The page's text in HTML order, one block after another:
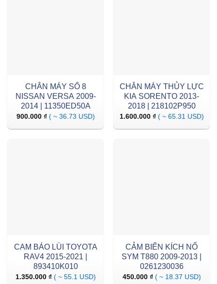
CHÂN MÁY SỐ 8
NISSAN VERSA 2009-
2014 | 11350ED50A
900.000 ₫ ( ~ 36.73 USD)
CHÂN MÁY THỦY LỰC
KIA SORENTO 2013-
2018 | 218102P950
1.600.000 ₫ ( ~ 65.31 USD)
CAM BÁO LÙI TOYOTA
RAV4 2015-2021 |
893410K010
1.350.000 ₫ ( ~ 55.1 USD)
CẢM BIẾN KÍCH NỔ
SYM T880 2009-2013 |
0261230036
450.000 ₫ ( ~ 18.37 USD)